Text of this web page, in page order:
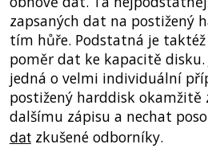
zapsaných dat na postižený
tím hůře. Podstatná je
poměr dat ke kapacitě disku.
jedná o velmi individuální
postižený harddisk
dalšímu zápisu a nechat
datzkušené odborníky.